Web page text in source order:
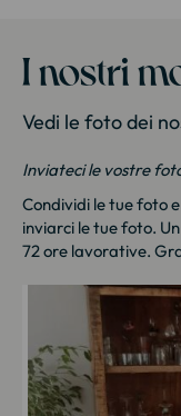
I nostri
Vedi le foto dei
Inviateci le vostre
Condividi le tue foto
inviarci le tue foto.
72 ore lavorative.